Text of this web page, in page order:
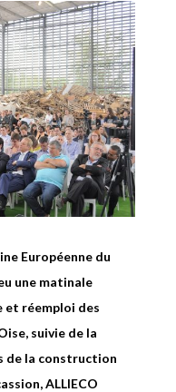
Européenne du
une matinale
et réemploi des
suivie de la
de la construction
ALLIECO